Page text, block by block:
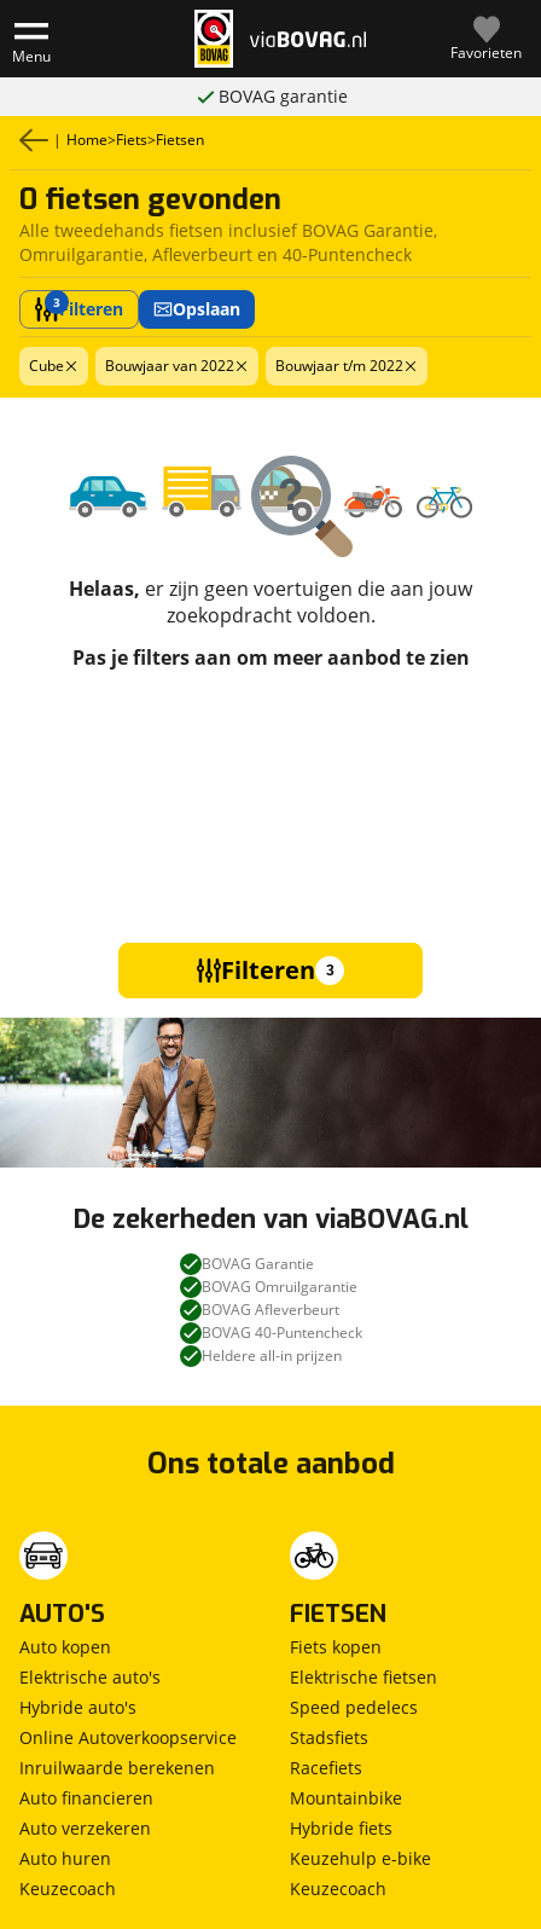
Menu Favorieten
BOVAG garantie
| Home>Fiets>Fietsen
0 fietsen gevonden
Alle tweedehands fietsen inclusief BOVAG Garantie,
Omruilgarantie, Afleverbeurt en 40-Puntencheck
3Filteren Opslaan
Cube Bouwjaar van 2022 Bouwjaar t/m 2022
Helaas, er zijn geen voertuigen die aan jouw
zoekopdracht voldoen.
Pas je filters aan om meer aanbod te zien
Filteren 3
De zekerheden van viaBOVAG.nl
BOVAG Garantie
BOVAG Omruilgarantie
BOVAG Afleverbeurt
BOVAG 40-Puntencheck
Heldere all-in prijzen
Ons totale aanbod
AUTO'S
Auto kopen
Elektrische auto's
Hybride auto's
Online Autoverkoopservice
Inruilwaarde berekenen
Auto financieren
Auto verzekeren
Auto huren
Keuzecoach
FIETSEN
Fiets kopen
Elektrische fietsen
Speed pedelecs
Stadsfiets
Racefiets
Mountainbike
Hybride fiets
Keuzehulp e-bike
Keuzecoach